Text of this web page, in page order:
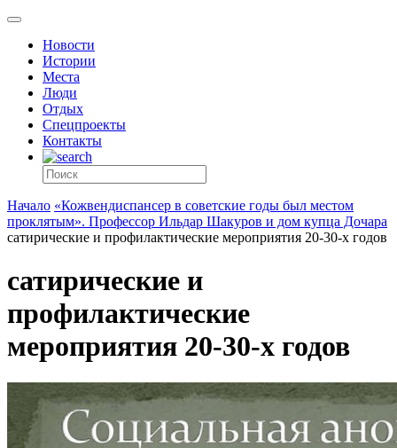
Новости
Истории
Места
Люди
Отдых
Спецпроекты
Контакты
Начало «Кожвендиспансер в советские годы был местом
проклятым». Профессор Ильдар Шакуров и дом купца Дочара
сатирические и профилактические мероприятия 20-30-х годов
сатирические и
профилактические
мероприятия 20-30-х годов